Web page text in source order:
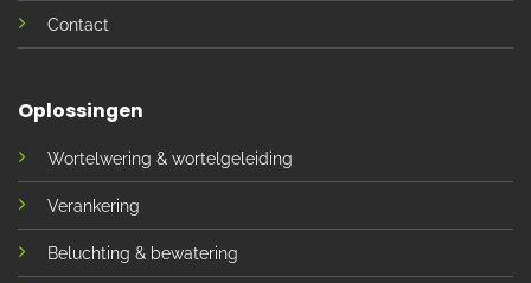
Contact
Oplossingen
Wortelwering & wortelgeleiding
Verankering
Beluchting & bewatering